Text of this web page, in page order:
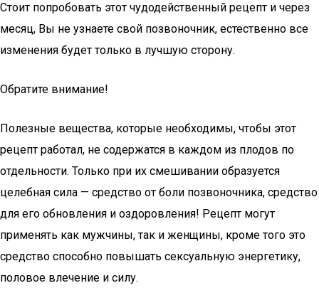
Стоит попробовать этот чудодейственный рецепт и через
месяц, Вы не узнаете свой позвоночник, естественно все
изменения будет только в лучшую сторону.
Обратите внимание!
Полезные вещества, которые необходимы, чтобы этот
рецепт работал, не содержатся в каждом из плодов по
отдельности. Только при их смешивании образуется
целебная сила — средство от боли позвоночника, средство
для его обновления и оздоровления! Рецепт могут
применять как мужчины, так и женщины, кроме того это
средство способно повышать сексуальную энергетику,
половое влечение и силу.